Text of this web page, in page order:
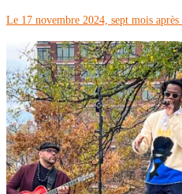
Le 17 novembre 2024, sept mois